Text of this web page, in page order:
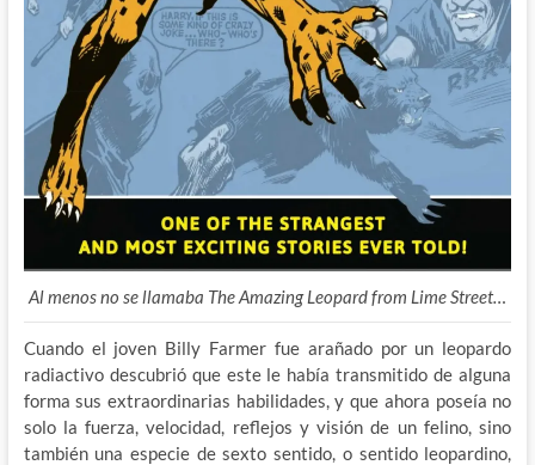
Al menos no se llamaba The Amazing Leopard from Lime Street…
Cuando el joven Billy Farmer fue arañado por un leopardo
radiactivo descubrió que este le había transmitido de alguna
forma sus extraordinarias habilidades, y que ahora poseía no
solo la fuerza, velocidad, reflejos y visión de un felino, sino
también una especie de sexto sentido, o sentido leopardino,